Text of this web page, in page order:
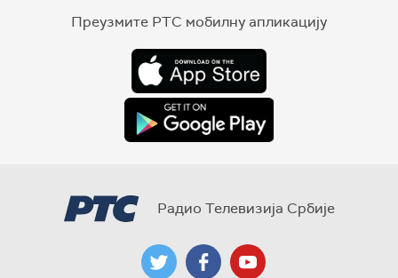
Преузмите РТС мобилну апликацију
Радио Телевизија Србије